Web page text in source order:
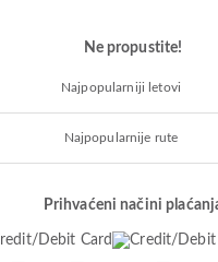
Ne propustite!
Najpopularniji letovi
Najpopularnije rute
Prihvaćeni načini